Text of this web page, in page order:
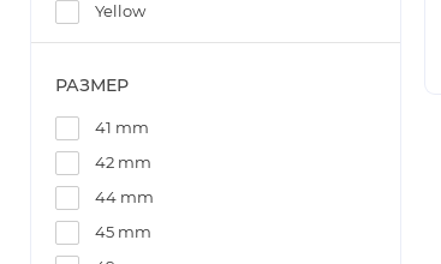
Yellow
РАЗМЕР
41 mm
42 mm
44 mm
45 mm